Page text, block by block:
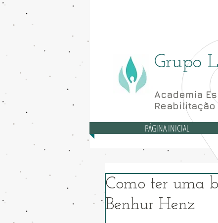
Grupo
Academia
PÁGINA INICIAL
Como ter uma
Benhur Henz